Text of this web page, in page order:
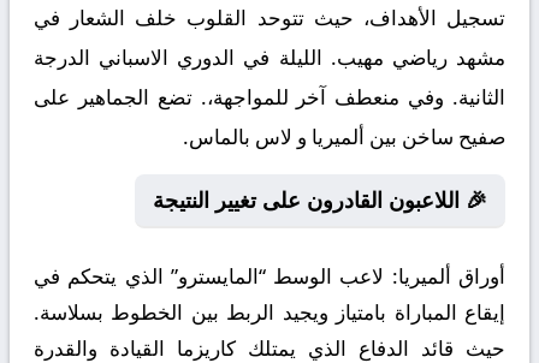
تسجيل الأهداف، حيث تتوحد القلوب خلف الشعار في
مشهد رياضي مهيب. الليلة في الدوري الاسباني الدرجة
الثانية. وفي منعطف آخر للمواجهة،. تضع الجماهير على
صفيح ساخن بين ألميريا و لاس بالماس.
🎉 اللاعبون القادرون على تغيير النتيجة
أوراق ألميريا: لاعب الوسط “المايسترو” الذي يتحكم في
إيقاع المباراة بامتياز ويجيد الربط بين الخطوط بسلاسة.
حيث قائد الدفاع الذي يمتلك كاريزما القيادة والقدرة